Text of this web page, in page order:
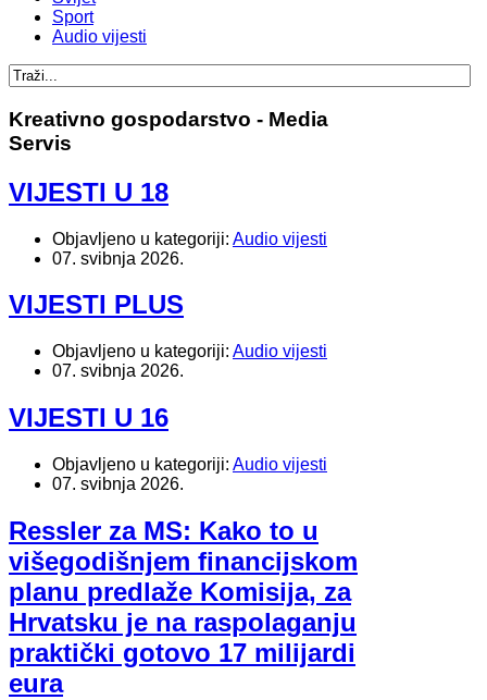
Sport
Audio vijesti
Kreativno gospodarstvo - Media
Servis
VIJESTI U 18
Objavljeno u kategoriji: Audio vijesti
07. svibnja 2026.
VIJESTI PLUS
Objavljeno u kategoriji: Audio vijesti
07. svibnja 2026.
VIJESTI U 16
Objavljeno u kategoriji: Audio vijesti
07. svibnja 2026.
Ressler za MS: Kako to u
višegodišnjem financijskom
planu predlaže Komisija, za
Hrvatsku je na raspolaganju
praktički gotovo 17 milijardi
eura